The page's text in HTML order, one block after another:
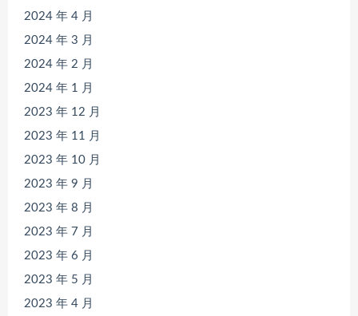
2024 年 4 月
2024 年 3 月
2024 年 2 月
2024 年 1 月
2023 年 12 月
2023 年 11 月
2023 年 10 月
2023 年 9 月
2023 年 8 月
2023 年 7 月
2023 年 6 月
2023 年 5 月
2023 年 4 月